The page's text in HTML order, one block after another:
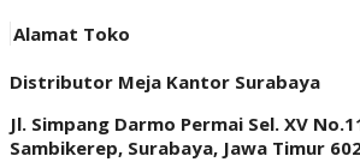
Alamat Toko
Distributor Meja Kantor Surabaya
Jl. Simpang Darmo Permai Sel. XV
Sambikerep, Surabaya, Jawa Timur